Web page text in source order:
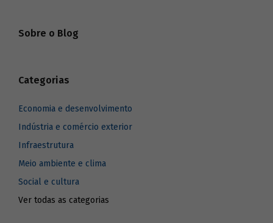
Sobre o Blog
Categorias
Economia e desenvolvimento
Indústria e comércio exterior
Infraestrutura
Meio ambiente e clima
Social e cultura
Ver todas as categorias